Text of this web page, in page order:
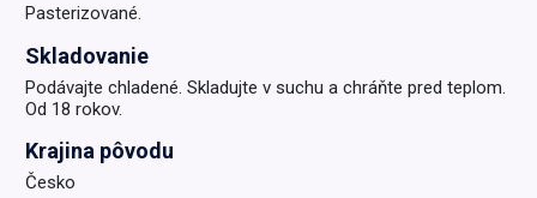
Pasterizované.
Skladovanie
Podávajte chladené. Skladujte v suchu a chráňte pred teplom.
Od 18 rokov.
Krajina pôvodu
Česko